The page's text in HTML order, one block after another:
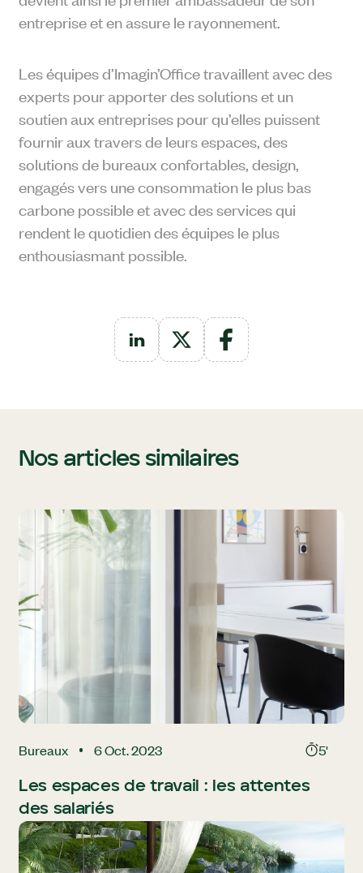
entreprise et en assure le rayonnement.
Les équipes d’Imagin’Officetravaillent avec des
experts pour apporter des solutions et un
soutien aux entreprises pour qu’elles puissent
fournir aux travers de leurs espaces, des
solutions de bureaux confortables, design,
engagés vers une consommation le plus bas
carbone possible et avec des services qui
rendent le quotidien des équipes le plus
enthousiasmant possible.
Nos articles similaires
Bureaux 6 Oct. 2023 5'
Les espaces de travail : les attentes
des salariés